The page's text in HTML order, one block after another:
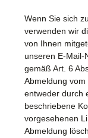
Wenn Sie sich
verwenden wir
von Ihnen
unseren E-Mail-
gemäß Art. 6
Abmeldung
entweder durch
beschriebene
vorgesehenen
Abmeldung